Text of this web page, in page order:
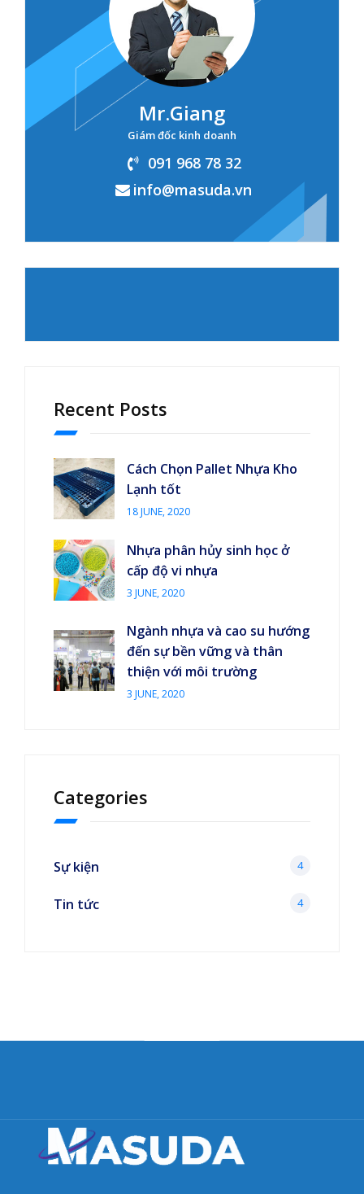
Mr.Giang
Giám đốc kinh doanh
091 968 78 32
info@masuda.vn
Recent Posts
Cách Chọn Pallet Nhựa Kho
Lạnh tốt
18 JUNE, 2020
Nhựa phân hủy sinh học ở
cấp độ vi nhựa
3 JUNE, 2020
Ngành nhựa và cao su hướng
đến sự bền vững và thân
thiện với môi trường
3 JUNE, 2020
Categories
Sự kiện 4
Tin tức 4